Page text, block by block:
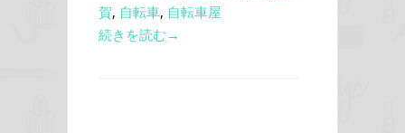
賀, 自転車, 自転車屋
続きを読む→